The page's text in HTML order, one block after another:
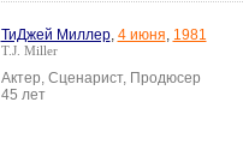
ТиДжей Миллер, 4 июня, 1981
T.J. Miller
Актер, Сценарист, Продюсер
45 лет